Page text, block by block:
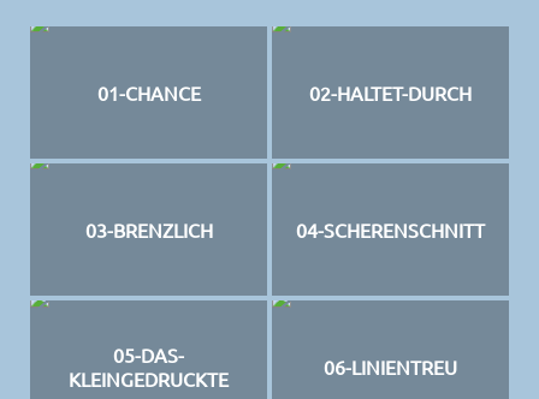
01-CHANCE 02-HALTET-DURCH
03-BRENZLICH 04-SCHERENSCHNITT
05-DAS-
KLEINGEDRUCKTE
06-LINIENTREU